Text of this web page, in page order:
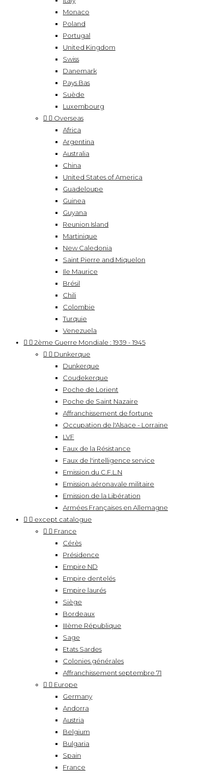
Monaco
Poland
Portugal
United Kingdom
Swiss
Danemark
Pays Bas
Suède
Luxembourg
  Overseas
Africa
Argentina
Australia
China
United States of America
Guadeloupe
Guinea
Guyana
Reunion Island
Martinique
New Caledonia
Saint Pierre and Miquelon
Ile Maurice
Brésil
Chili
Colombie
Turquie
Venezuela
  2ème Guerre Mondiale : 1939 - 1945
  Dunkerque
Dunkerque
Coudekerque
Poche de Lorient
Poche de Saint Nazaire
Affranchissement de fortune
Occupation de l'Alsace - Lorraine
LVF
Faux de la Résistance
Faux de l'intelligence service
Emission du C.F.L.N
Emission aéronavale militaire
Emission de la Libération
Armées Françaises en Allemagne
  except catalogue
  France
Cérès
Présidence
Empire ND
Empire dentelés
Empire laurés
Siège
Bordeaux
IIIème République
Sage
Etats Sardes
Colonies générales
Affranchissement septembre 71
  Europe
Germany
Andorra
Austria
Belgium
Bulgaria
Spain
France